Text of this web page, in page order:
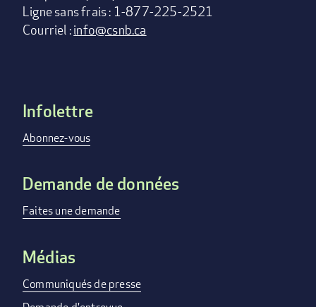
Ligne sans frais : 1-877-225-2521
Courriel :info@csnb.ca
Footer
menu
Infolettre
Abonnez-vous
Demande de données
Faites une demande
Médias
Communiqués de presse